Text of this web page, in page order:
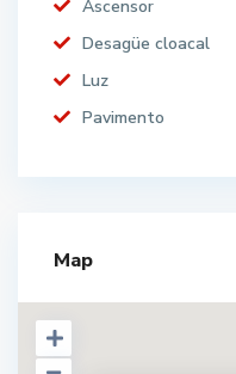
Ascensor
Desagüe cloacal
Luz
Pavimento
Map